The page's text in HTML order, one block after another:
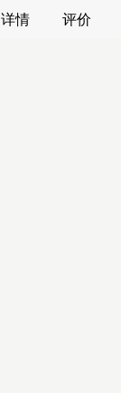
详情 评价